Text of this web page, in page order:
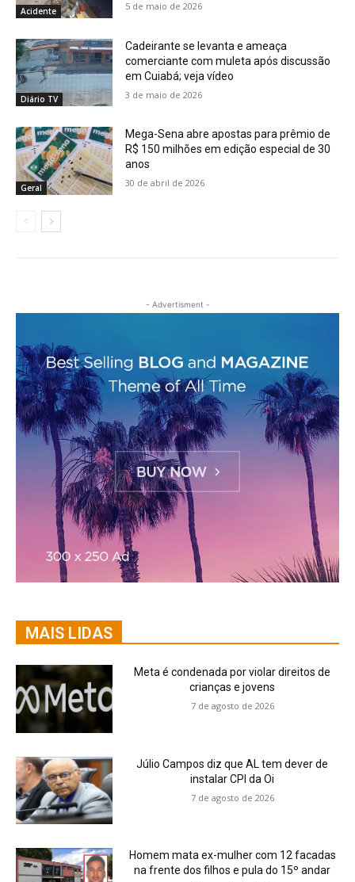
Acidente 5 de maio de 2026
Diário TV
Cadeirante se levanta e ameaça
comerciante com muleta após discussão
em Cuiabá; veja vídeo
3 de maio de 2026
Geral
Mega-Sena abre apostas para prêmio de
R$ 150 milhões em edição especial de 30
anos
30 de abril de 2026
- Advertisment -
MAIS LIDAS
Meta é condenada por violar direitos de
crianças e jovens
7 de agosto de 2026
Júlio Campos diz que AL tem dever de
instalar CPI da Oi
7 de agosto de 2026
Homem mata ex-mulher com 12 facadas
na frente dos filhos e pula do 15º andar